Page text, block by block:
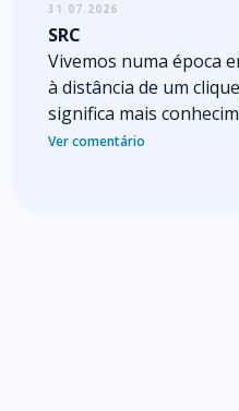
31.07.2026
SRC
Vivemos numa época
à distância de um
significa mais
Ver comentário